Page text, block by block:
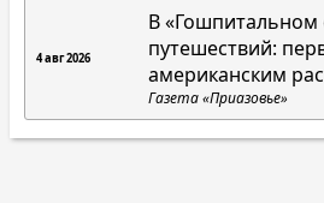
4 авг 2026
В «Гошпитальном
путешествий:
американским
Газета «Приазовье»